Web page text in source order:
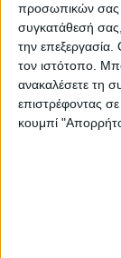
προσωπικών σας
συγκατάθεσή σας,
την επεξεργασία.
τον ιστότοπο.
ανακαλέσετε τη
επιστρέφοντας
κουμπί
ΠΑΡΟΜΟΙΑ